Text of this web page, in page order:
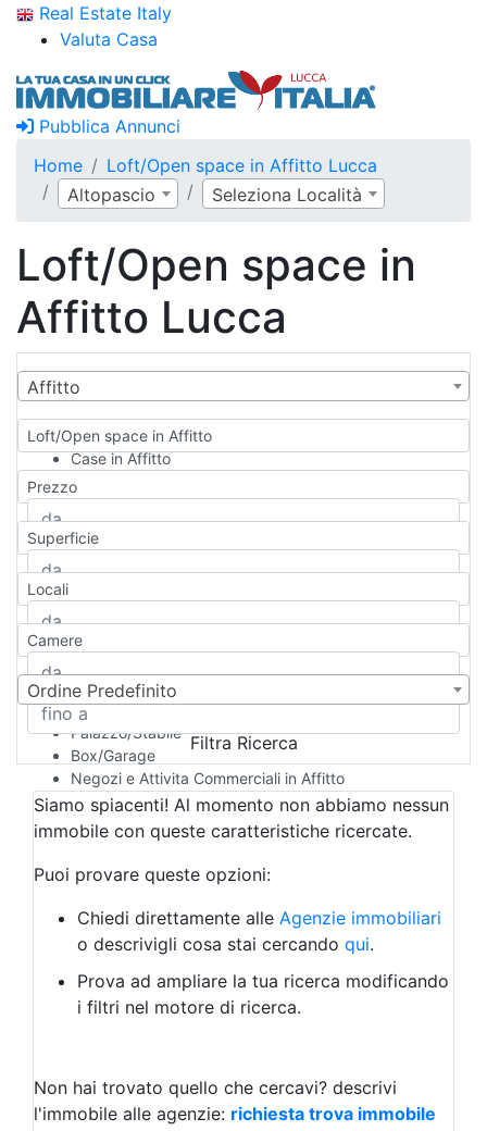
Real Estate Italy
Valuta Casa
Pubblica Annunci
Home
Loft/Open space in Affitto Lucca
Altopascio
Seleziona Località
Loft/Open space in
Affitto Lucca
Affitto
Loft/Open space in Affitto
Case in Affitto
Qualsiasi
Appartamento
Casa indipendente
Casa Semi-indipendente
Attico/Mansarda
Rustico/Casale
Camera d'Albergo
Multiproprietà
Palazzo/Stabile
Box/Garage
Negozi e Attivita Commerciali in Affitto
Qualsiasi
Attività/Licenza Commerciale
Azienda Agricola
Bar/Ristorante
Albergo
Laboratorio Artigianale
Negozio/locale commerciale
Agriturismo
Magazzini
Qualsiasi
Terreno edificabile
Prezzo
Superficie
Locali
Camere
Ordine Predefinito
Filtra Ricerca
Siamo spiacenti! Al momento non abbiamo nessun
immobile con queste caratteristiche ricercate.
Puoi provare queste opzioni:
Chiedi direttamente alle Agenzie immobiliari
o descrivigli cosa stai cercando qui.
Prova ad ampliare la tua ricerca modificando
i filtri nel motore di ricerca.
Non hai trovato quello che cercavi? descrivi
l'immobile alle agenzie: richiesta trova immobile